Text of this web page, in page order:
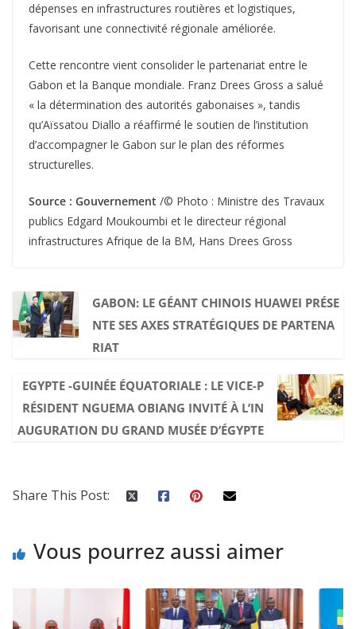
dépenses en infrastructures routières et logistiques,
favorisant une connectivité régionale améliorée.
Cette rencontre vient consolider le partenariat entre le
Gabon et la Banque mondiale. Franz Drees Gross a salué
« la détermination des autorités gabonaises », tandis
qu’Aïssatou Diallo a réaffirmé le soutien de l’institution
d’accompagner le Gabon sur le plan des réformes
structurelles.
Source : Gouvernement /© Photo : Ministre des Travaux
publics Edgard Moukoumbi et le directeur régional
infrastructures Afrique de la BM, Hans Drees Gross
GABON: LE GÉANT CHINOIS HUAWEI PRÉSE
NTE SES AXES STRATÉGIQUES DE PARTENA
RIAT
EGYPTE -GUINÉE ÉQUATORIALE : LE VICE-P
RÉSIDENT NGUEMA OBIANG INVITÉ À L’IN
AUGURATION DU GRAND MUSÉE D’ÉGYPTE
Share This Post:
Vous pourrez aussi aimer